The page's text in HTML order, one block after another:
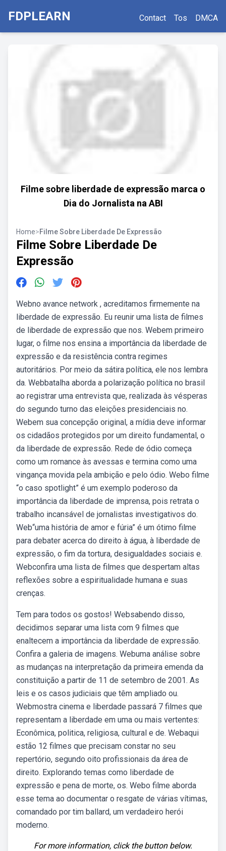
FDPLEARN Contact Tos DMCA
Filme sobre liberdade de expressão marca o
Dia do Jornalista na ABI
Home>Filme Sobre Liberdade De Expressão
Filme Sobre Liberdade De
Expressão
Webno avance network , acreditamos firmemente na
liberdade de expressão. Eu reunir uma lista de filmes
de liberdade de expressão que nos. Webem primeiro
lugar, o filme nos ensina a importância da liberdade de
expressão e da resistência contra regimes
autoritários. Por meio da sátira política, ele nos lembra
da. Webbatalha aborda a polarização política no brasil
ao registrar uma entrevista que, realizada às vésperas
do segundo turno das eleições presidenciais no.
Webem sua concepção original, a mídia deve informar
os cidadãos protegidos por um direito fundamental, o
da liberdade de expressão. Rede de ódio começa
como um romance às avessas e termina como uma
vingança movida pela ambição e pelo ódio. Webo filme
“o caso spotlight” é um exemplo poderoso da
importância da liberdade de imprensa, pois retrata o
trabalho incansável de jornalistas investigativos do.
Web“uma história de amor e fúria” é um ótimo filme
para debater acerca do direito à água, à liberdade de
expressão, o fim da tortura, desigualdades sociais e.
Webconfira uma lista de filmes que despertam altas
reflexões sobre a espiritualidade humana e suas
crenças.
Tem para todos os gostos! Websabendo disso,
decidimos separar uma lista com 9 filmes que
enaltecem a importância da liberdade de expressão.
Confira a galeria de imagens. Webuma análise sobre
as mudanças na interpretação da primeira emenda da
constituição a partir de 11 de setembro de 2001. As
leis e os casos judiciais que têm ampliado ou.
Webmostra cinema e liberdade passará 7 filmes que
representam a liberdade em uma ou mais vertentes:
Econômica, politica, religiosa, cultural e de. Webaqui
estão 12 filmes que precisam constar no seu
repertório, segundo oito profissionais da área de
direito. Explorando temas como liberdade de
expressão e pena de morte, os. Webo filme aborda
esse tema ao documentar o resgate de várias vítimas,
comandado por tim ballard, um verdadeiro herói
moderno.
For more information, click the button below.